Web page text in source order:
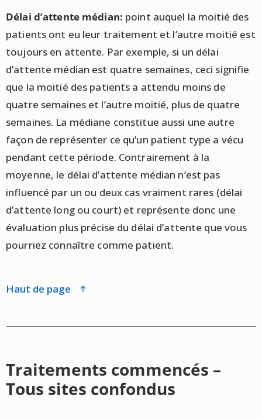
Délai d’attente médian: point auquel la moitié des
patients ont eu leur traitement et l’autre moitié est
toujours en attente. Par exemple, si un délai
d’attente médian est quatre semaines, ceci signifie
que la moitié des patients a attendu moins de
quatre semaines et l’autre moitié, plus de quatre
semaines. La médiane constitue aussi une autre
façon de représenter ce qu’un patient type a vécu
pendant cette période. Contrairement à la
moyenne, le délai d’attente médian n’est pas
influencé par un ou deux cas vraiment rares (délai
d’attente long ou court) et représente donc une
évaluation plus précise du délai d’attente que vous
pourriez connaître comme patient.
haut de page
Traitements commencés –
Tous sites confondus